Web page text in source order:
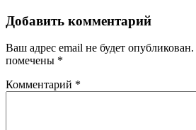
Добавить комментарий
Ваш адрес email не будет опубликован.
помечены *
Комментарий *